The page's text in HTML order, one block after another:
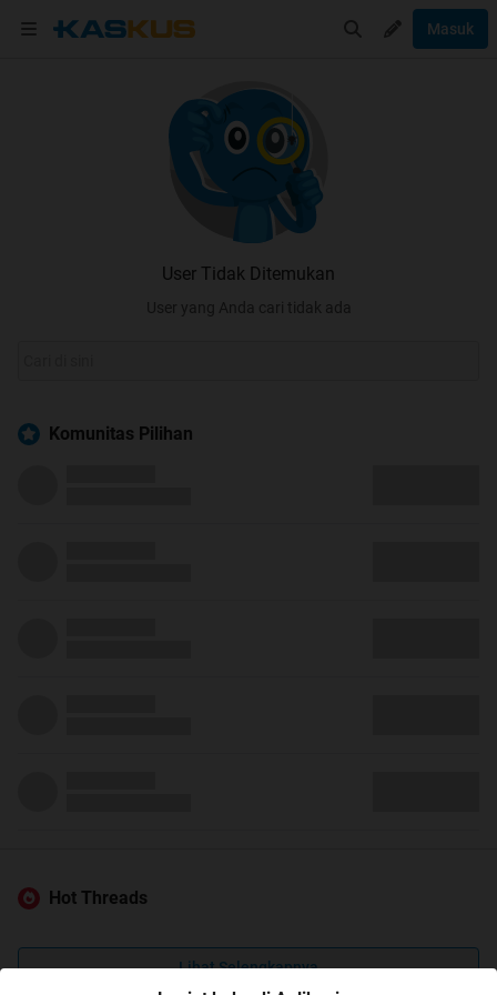
Masuk
User Tidak Ditemukan
User yang Anda cari tidak ada
Komunitas Pilihan
Hot Threads
Lihat Selengkapnya